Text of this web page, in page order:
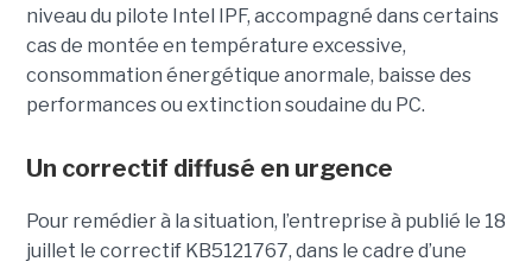
niveau du pilote Intel IPF, accompagné dans certains
cas de montée en température excessive,
consommation énergétique anormale, baisse des
performances ou extinction soudaine du PC.
Un correctif diffusé en urgence
Pour remédier à la situation, l’entreprise à publié le 18
juillet le correctif KB5121767, dans le cadre d’une